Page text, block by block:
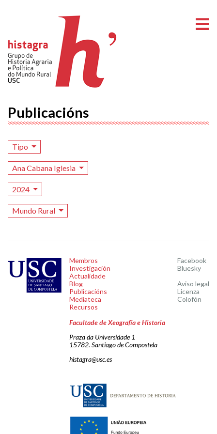
Publicacións
Tipo
Ana Cabana Iglesia
2024
Mundo Rural
Membros
Investigación
Actualidade
Blog
Publicacións
Mediateca
Recursos
Facebook
Bluesky
Aviso legal
Licenza
Colofón
Facultade de Xeografía e Historia
Praza da Universidade 1
15782. Santiago de Compostela
histagra@usc.es